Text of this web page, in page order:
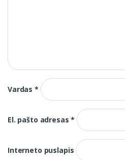
Vardas*
El. pašto adresas*
Interneto puslapis